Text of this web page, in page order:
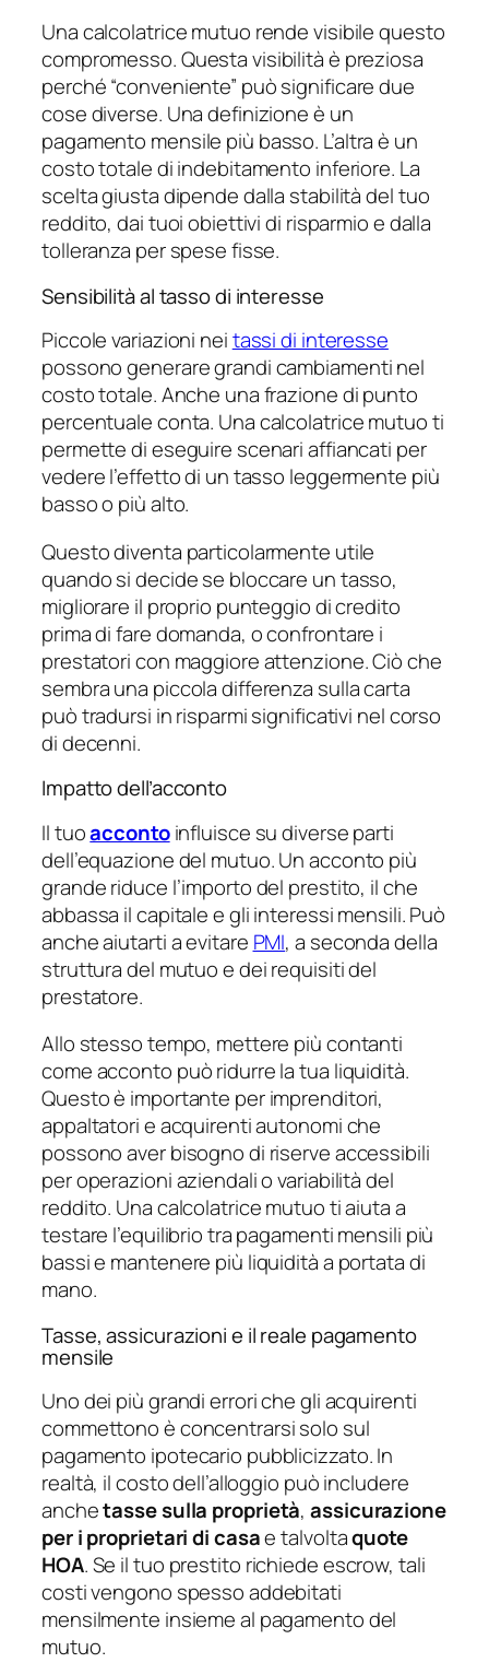
Una calcolatrice mutuo rende visibile questo
compromesso. Questa visibilità è preziosa
perché “conveniente” può significare due
cose diverse. Una definizione è un
pagamento mensile più basso. L’altra è un
costo totale di indebitamento inferiore. La
scelta giusta dipende dalla stabilità del tuo
reddito, dai tuoi obiettivi di risparmio e dalla
tolleranza per spese fisse.
Sensibilità al tasso di interesse
Piccole variazioni neitassi di interesse
possono generare grandi cambiamenti nel
costo totale. Anche una frazione di punto
percentuale conta. Una calcolatrice mutuo ti
permette di eseguire scenari affiancati per
vedere l’effetto di un tasso leggermente più
basso o più alto.
Questo diventa particolarmente utile
quando si decide se bloccare un tasso,
migliorare il proprio punteggio di credito
prima di fare domanda, o confrontare i
prestatori con maggiore attenzione. Ciò che
sembra una piccola differenza sulla carta
può tradursi in risparmi significativi nel corso
di decenni.
Impatto dell’acconto
Il tuoaccontoinfluisce su diverse parti
dell’equazione del mutuo. Un acconto più
grande riduce l’importo del prestito, il che
abbassa il capitale e gli interessi mensili. Può
anche aiutarti a evitare PMI, a seconda della
struttura del mutuo e dei requisiti del
prestatore.
Allo stesso tempo, mettere più contanti
come acconto può ridurre la tua liquidità.
Questo è importante per imprenditori,
appaltatori e acquirenti autonomi che
possono aver bisogno di riserve accessibili
per operazioni aziendali o variabilità del
reddito. Una calcolatrice mutuo ti aiuta a
testare l’equilibrio tra pagamenti mensili più
bassi e mantenere più liquidità a portata di
mano.
Tasse, assicurazioni e il reale pagamento
mensile
Uno dei più grandi errori che gli acquirenti
commettono è concentrarsi solo sul
pagamento ipotecario pubblicizzato. In
realtà, il costo dell’alloggio può includere
anchetasse sulla proprietà,assicurazione
per i proprietari di casae talvoltaquote
HOA. Se il tuo prestito richiede escrow, tali
costi vengono spesso addebitati
mensilmente insieme al pagamento del
mutuo.